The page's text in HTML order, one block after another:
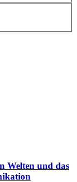
Welten und das